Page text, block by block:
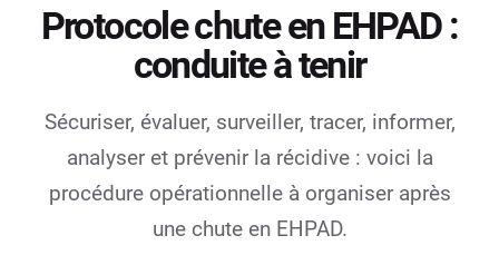
Protocole chute en EHPAD :
conduite à tenir
Sécuriser, évaluer, surveiller, tracer, informer,
analyser et prévenir la récidive : voici la
procédure opérationnelle à organiser après
une chute en EHPAD.